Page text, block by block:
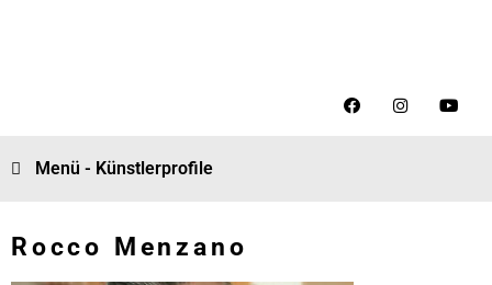
Menü - Künstlerprofile
Rocco Menzano